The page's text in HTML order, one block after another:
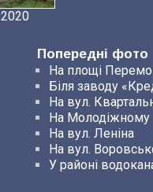
2020
Попередні фото
На площі
Біля заводу
На вул.
На Молодіжному
На вул. Леніна
На вул.
У районі